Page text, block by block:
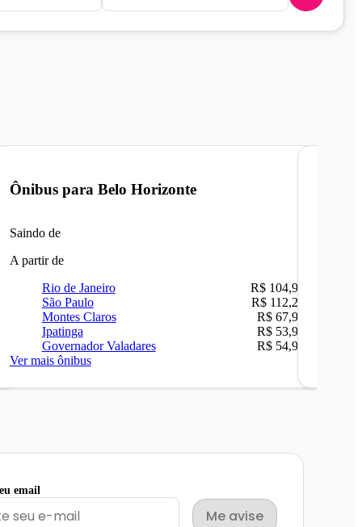
Ônibus para Belo Horizonte
Saindo de
A partir de
Rio de Janeiro
R$ 104,90
São Paulo
R$ 112,26
Montes Claros
R$ 67,90
Ipatinga
R$ 53,90
Governador Valadares
R$ 54,90
Ver mais ônibus
email
Me avise